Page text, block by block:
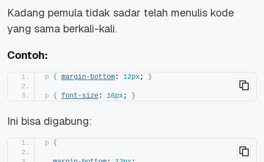
Kadang pemula tidak sadar telah menulis kode
yang sama berkali-kali.
Contoh:
p { margin-bottom: 12px; }
p { font-size: 16px; }
Ini bisa digabung:
p {